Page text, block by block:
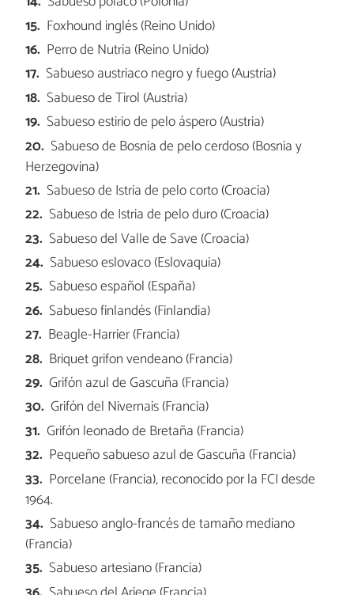
Foxhound inglés (Reino Unido)
Perro de Nutria (Reino Unido)
Sabueso austriaco negro y fuego (Austria)
Sabueso de Tirol (Austria)
Sabueso estirio de pelo áspero (Austria)
Sabueso de Bosnia de pelo cerdoso (Bosnia y
Herzegovina)
Sabueso de Istria de pelo corto (Croacia)
Sabueso de Istria de pelo duro (Croacia)
Sabueso del Valle de Save (Croacia)
Sabueso eslovaco (Eslovaquia)
Sabueso español (España)
Sabueso finlandés (Finlandia)
Beagle-Harrier (Francia)
Briquet grifon vendeano (Francia)
Grifón azul de Gascuña (Francia)
Grifón del Nivernais (Francia)
Grifón leonado de Bretaña (Francia)
Pequeño sabueso azul de Gascuña (Francia)
Porcelane (Francia), reconocido por la FCI desde
1964.
Sabueso anglo-francés de tamaño mediano
(Francia)
Sabueso artesiano (Francia)